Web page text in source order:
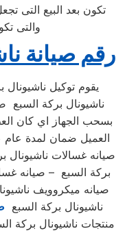
تكون بعد البيع التى
والتى
رقم صيانة
يقوم توكيل
ناشيونال بركة السبع
بسحب الجهاز اي كان
العميل ضمان لمدة عام
صيانه غسالات ناشيونال
بركة السبع – صيانه
صيانه ميكروويف
ناشيونال بركة السبع
منتجات ناشيونال بركة